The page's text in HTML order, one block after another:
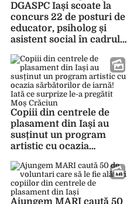
DGASPC Iași scoate la
concurs 22 de posturi de
educator, psiholog și
asistent social în cadrul
Sociale Bogdănești
Copiii din centrele de
plasament din Iași au
susținut un program
artistic cu ocazia
Iată ce surprize le-a
pregătit Moș Crăciun
Ajungem MARI caută 50